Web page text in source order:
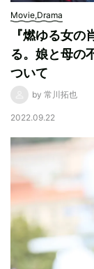
Movie,Drama
『燃ゆる女
る。娘と母の
ついて
by 常川拓也
2022.09.22